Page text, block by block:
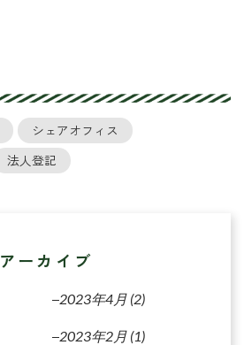
シェアオフィス
法人登記
アーカイブ
2023年4月 (2)
2023年2月 (1)